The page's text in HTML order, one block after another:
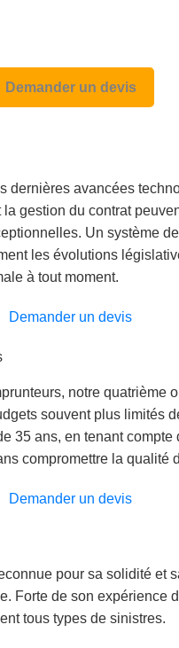
Demander un devis
dernières avancées
la gestion du contrat
Un système
les évolutions
à tout moment.
Demander un devis
notre quatrième
souvent plus limités
35 ans, en tenant compte
compromettre la qualité
Demander un devis
pour sa solidité et
Forte de son expérience
tous types de sinistres.